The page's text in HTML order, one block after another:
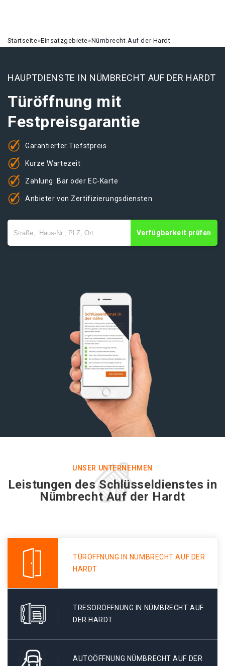
Startseite»Einsatzgebiete»Nümbrecht Auf der Hardt
HAUPTDIENSTE IN NÜMBRECHT AUF DER HARDT
Türöffnung mit
Festpreisgarantie
Garantierter Tiefstpreis
Kurze Wartezeit
Zahlung: Bar oder EC-Karte
Anbieter von Zertifizierungsdiensten
Verfügbarkeit prüfen
UNSER UNTERNEHMEN
Leistungen des Schlüsseldienstes in
Nümbrecht Auf der Hardt
TÜRÖFFNUNG IN NÜMBRECHT AUF DER
HARDT
TRESORÖFFNUNG IN NÜMBRECHT AUF
DER HARDT
AUTOÖFFNUNG NÜMBRECHT AUF DER